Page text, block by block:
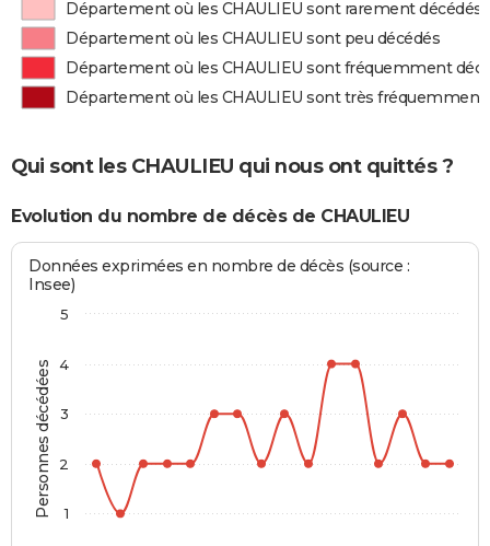
Département où les CHAULIEU sont rarement décédés
Département où les CHAULIEU sont peu décédés
Département où les CHAULIEU sont fréquemment
Département où les CHAULIEU sont très fréquemment
Qui sont les CHAULIEU qui nous ont quittés ?
Evolution du nombre de décès de CHAULIEU
Personnes décédées
Données exprimées en nombre de décès (source :
Insee)
1
2
3
4
5